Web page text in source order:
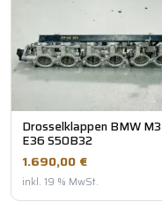
Drosselklappen BMW M3
E36 S50B32
1.690,00 €
inkl. 19 % MwSt.